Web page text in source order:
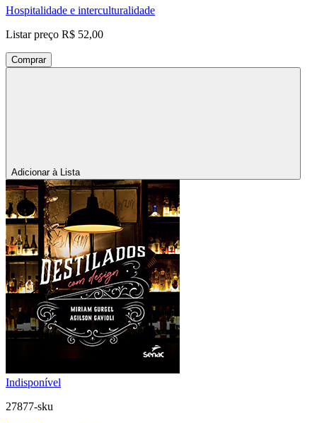
Hospitalidade e interculturalidade
Listar preço R$ 52,00
Comprar
Adicionar à Lista
Indisponível
27877-sku